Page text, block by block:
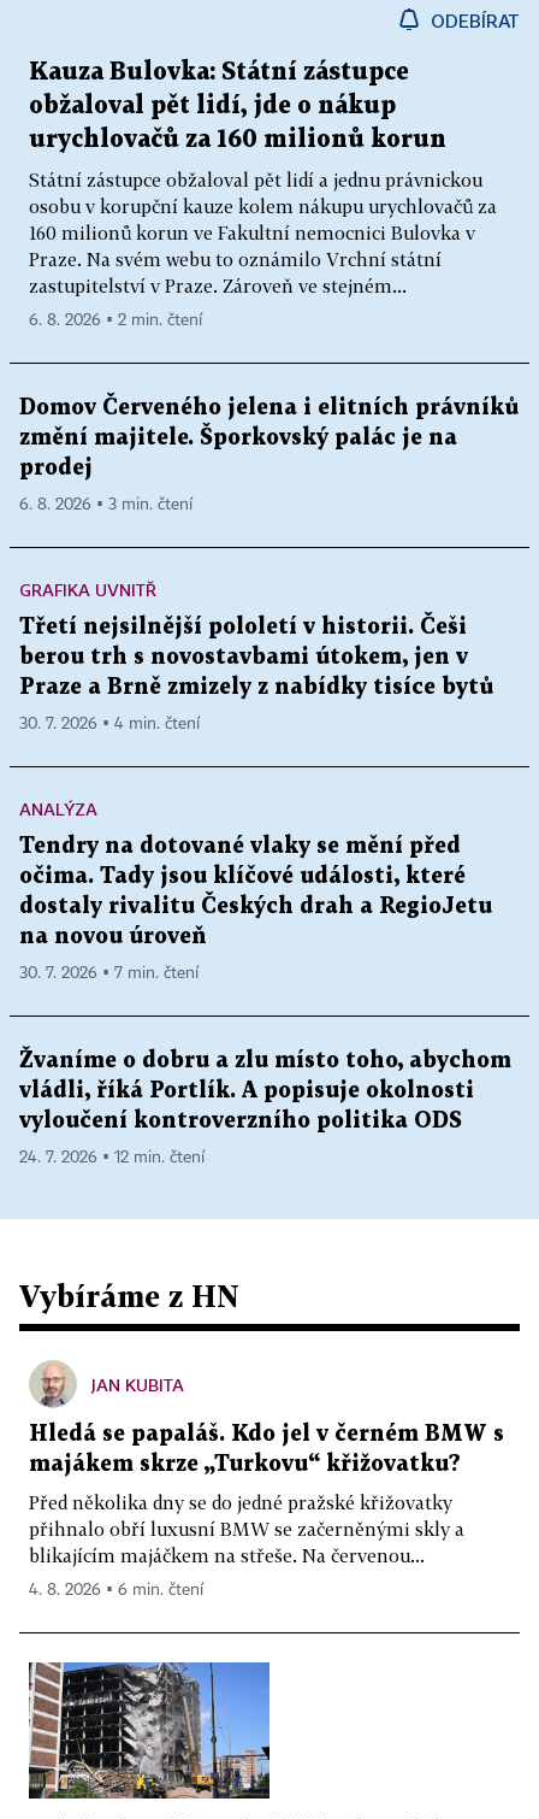
ODEBÍRAT
Kauza Bulovka: Státní zástupce
obžaloval pět lidí, jde o nákup
urychlovačů za 160 milionů korun
Státní zástupce obžaloval pět lidí a jednu právnickou
osobu v korupční kauze kolem nákupu urychlovačů za
160 milionů korun ve Fakultní nemocnici Bulovka v
Praze. Na svém webu to oznámilo Vrchní státní
zastupitelství v Praze. Zároveň ve stejném...
6. 8. 2026 ▪ 2 min. čtení
Domov Červeného jelena i elitních právníků
změní majitele. Šporkovský palác je na
prodej
6. 8. 2026 ▪ 3 min. čtení
GRAFIKA UVNITŘ
Třetí nejsilnější pololetí v historii. Češi
berou trh s novostavbami útokem, jen v
Praze a Brně zmizely z nabídky tisíce bytů
30. 7. 2026 ▪ 4 min. čtení
ANALÝZA
Tendry na dotované vlaky se mění před
očima. Tady jsou klíčové události, které
dostaly rivalitu Českých drah a RegioJetu
na novou úroveň
30. 7. 2026 ▪ 7 min. čtení
Žvaníme o dobru a zlu místo toho, abychom
vládli, říká Portlík. A popisuje okolnosti
vyloučení kontroverzního politika ODS
24. 7. 2026 ▪ 12 min. čtení
Vybíráme z HN
JAN KUBITA
Hledá se papaláš. Kdo jel v černém BMW s
majákem skrze „Turkovu“ křižovatku?
Před několika dny se do jedné pražské křižovatky
přihnalo obří luxusní BMW se začerněnými skly a
blikajícím majáčkem na střeše. Na červenou...
4. 8. 2026 ▪ 6 min. čtení